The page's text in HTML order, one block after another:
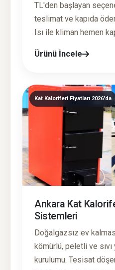
TL'den başlayan
teslimat ve kapıda
Isı ile kliman hemen
Ürünü İncele
Kat Kaloriferi Fiyatları 2026'da
Ankara Kat
Sistemleri
Doğalgazsız ev
kömürlü, peletli ve
kurulumu. Tesisat